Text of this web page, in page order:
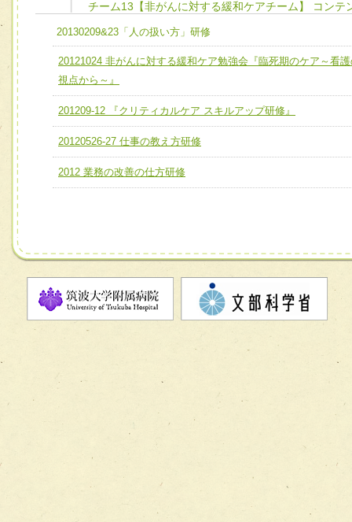
ユニット１ 医療人としての基礎能力
全人的医療を実践する医療人として、必要な基礎能力を身
ける
ユニット２ チーム医療構成力
必要に応じて柔軟に医療チームを組織し、強調できる
ユニット３ 多職種連携力
他職種の視点とスキルを学び、相互理解と連携を深める
チーム01【病院内横断的問題解決チーム】
チーム02【地域医療連携推進による高度医療を必要とする
宅患者等支援チーム】
チーム03【癌患者服薬サポートチーム】
チーム04【口腔ケアチーム】
チーム09【術前から始める周術期リハビリテーションチー
ム】
チーム10【包括的リハビリテーションコンサルテーション
チーム12【こどもの食育支援チーム】
チーム13【非がんに対する緩和ケアチーム】 コンテ
20130209&23「人の扱い方」研修
20121024 非がんに対する緩和ケア勉強会『臨死期のケア～看
視点から～』
201209-12 『クリティカルケア スキルアップ研修』
20120526-27 仕事の教え方研修
2012 業務の改善の仕方研修